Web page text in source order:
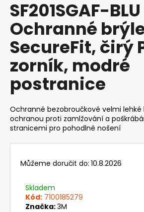
produktu
je
0,0
z
5
hvězdiček.
SF201SGAF-
Ochranné
SecureFit, čirý
zorník, modré
postranice
Ochranné bezobroučkové velmi lehké
ochranou proti zamlžování a
stranicemi pro pohodlné nošení
Můžeme doručit do: 10.8.2026
Skladem
Kód: 7100185279
Značka:3M
a
j
í
t
?
HLEDAT